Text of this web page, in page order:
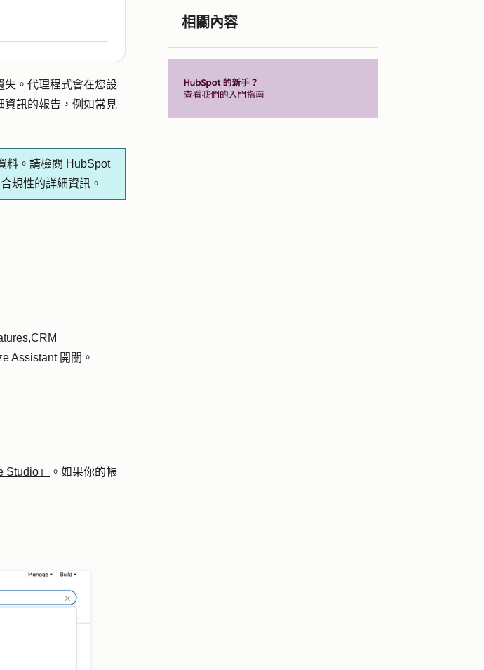
。代理程式會在您設
資訊的報告，例如常見
料。請檢閱 HubSpot
規性的詳細資訊。
,CRM
Assistant 開關。
Studio」
。如果你的帳
相關內容